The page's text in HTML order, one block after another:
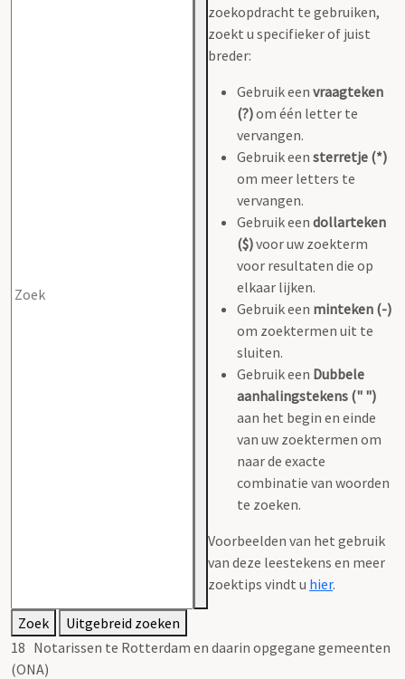
zoekopdracht te gebruiken,
zoekt u specifieker of juist
breder:
Gebruik een vraagteken
(?)om één letter te
vervangen.
Gebruik een sterretje (*)
om meer letters te
vervangen.
Gebruik een dollarteken
($)voor uw zoekterm
voor resultaten die op
elkaar lijken.
Gebruik een minteken (-)
om zoektermen uit te
sluiten.
Gebruik een Dubbele
aanhalingstekens (" ")
aan het begin en einde
van uw zoektermen om
naar de exacte
combinatie van woorden
te zoeken.
Voorbeelden van het gebruik
van deze leestekens en meer
zoektips vindt u hier.
Zoek
Uitgebreid zoeken
18 Notarissen te Rotterdam en daarin opgegane gemeenten
(ONA)